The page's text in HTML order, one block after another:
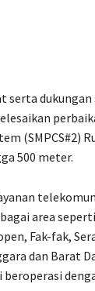
serta
(SMPCS#2)
500 meter.
area
Fak-fak,
dan Barat